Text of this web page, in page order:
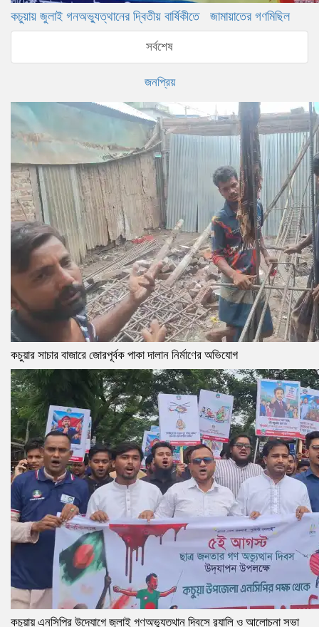
কচুয়ায় জুলাই গনঅভ্যুত্থানের দ্বিতীয় বার্ষিকীতে জামায়াতের গণমিছিল
সর্বশেষ
জনপ্রিয়
কচুয়ার সাচার বাজারে জোরপূর্বক পাকা দালান নির্মাণের অভিযোগ
কচুয়ায় এনসিপির উদ্যোগে জুলাই গণঅভ্যুত্থান দিবসে র‌্যালি ও আলোচনা সভা